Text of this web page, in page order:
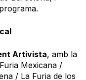
Artivista, amb la
Mexicana /
/ La Furia de los